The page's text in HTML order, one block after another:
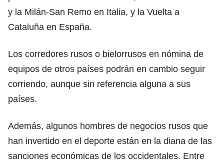
y la Milán-San Remo en Italia, y la Vuelta a
Cataluña en España.
Los corredores rusos o bielorrusos en nómina de
equipos de otros países podrán en cambio seguir
corriendo, aunque sin referencia alguna a sus
países.
Además, algunos hombres de negocios rusos que
han invertido en el deporte están en la diana de las
sanciones económicas de los occidentales. Entre